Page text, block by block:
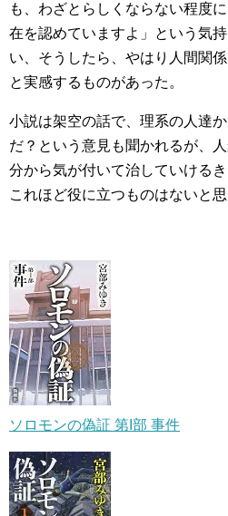
も、わざとらしくならない程度
在を認めていますよ」という気
い、そうしたら、やはり人間関
と実感するものがあった。
小説は架空の話で、理系の人達
だ？という意見も聞かれるが、
分から気が付いて治していける
これほど役に立つものはないと思
ソロモンの偽証 第I部 事件